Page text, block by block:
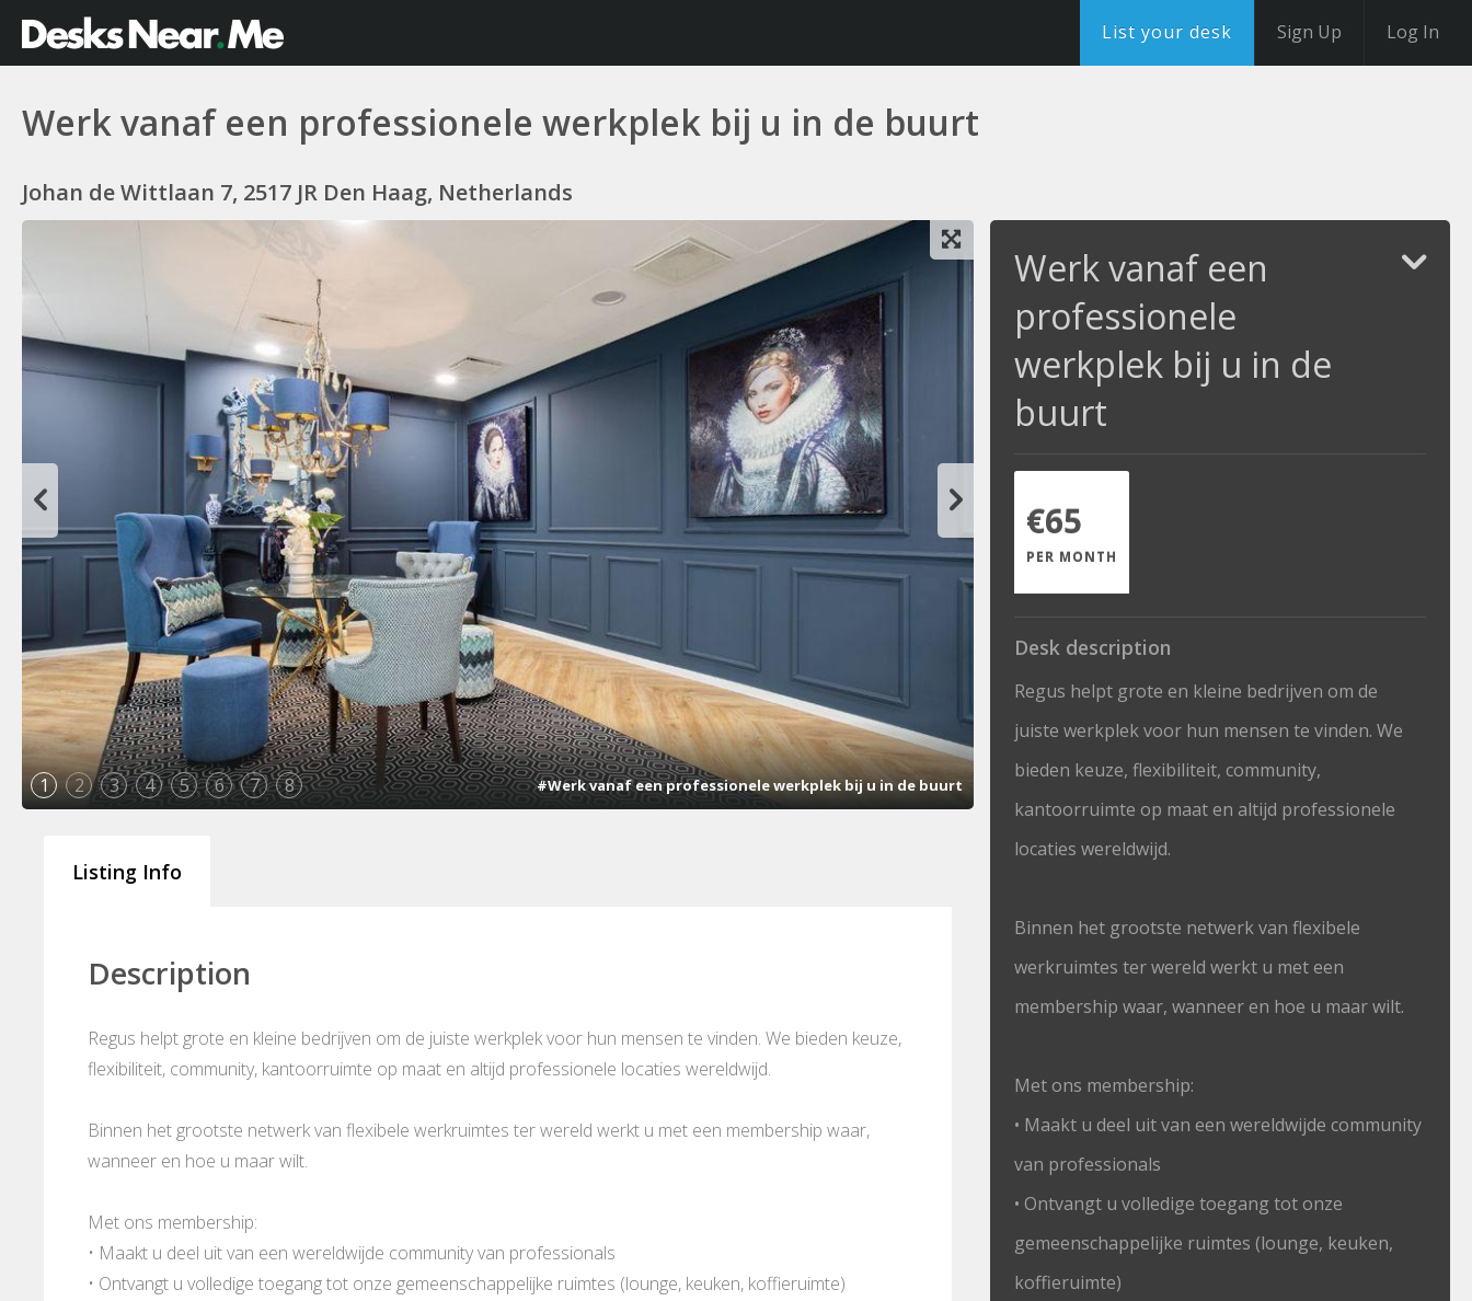
List your desk Sign Up Log In
Werk vanaf een professionele werkplek bij u in de buurt
Johan de Wittlaan 7, 2517 JR Den Haag, Netherlands
1 2 3 4 5 6 7 8 #Werk vanaf een professionele werkplek bij u in de buurt
Listing Info
Description
Regus helpt grote en kleine bedrijven om de juiste werkplek voor hun mensen te vinden. We bieden keuze,
flexibiliteit, community, kantoorruimte op maat en altijd professionele locaties wereldwijd.
Binnen het grootste netwerk van flexibele werkruimtes ter wereld werkt u met een membership waar,
wanneer en hoe u maar wilt.
Met ons membership:
• Maakt u deel uit van een wereldwijde community van professionals
• Ontvangt u volledige toegang tot onze gemeenschappelijke ruimtes (lounge, keuken, koffieruimte)
Werk vanaf een
professionele
werkplek bij u in de
buurt
€65
PER MONTH
Desk description
Regus helpt grote en kleine bedrijven om de
juiste werkplek voor hun mensen te vinden. We
bieden keuze, flexibiliteit, community,
kantoorruimte op maat en altijd professionele
locaties wereldwijd.
Binnen het grootste netwerk van flexibele
werkruimtes ter wereld werkt u met een
membership waar, wanneer en hoe u maar wilt.
Met ons membership:
• Maakt u deel uit van een wereldwijde community
van professionals
• Ontvangt u volledige toegang tot onze
gemeenschappelijke ruimtes (lounge, keuken,
koffieruimte)